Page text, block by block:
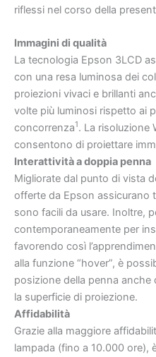
riflessi nel corso della
Immagini di qualità
La tecnologia Epson 3LCD
con una resa luminosa dei
proiezioni vivaci e brillanti
volte più luminosi rispetto ai
concorrenza1. La risoluzione
consentono di proiettare
Interattività a doppia penna
Migliorate dal punto di vista
offerte da Epson assicurano
sono facili da usare. Inoltre,
contemporaneamente per
favorendo così
alla funzione “hover”, è
posizione della penna
la superficie di proiezione.
Affidabilità
Grazie alla maggiore
lampada (fino a 10.000 ore),